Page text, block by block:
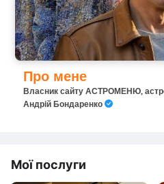
Про мене
Власник сайту АСТРОМЕНЮ,
Андрій Бондаренко
Мої послуги